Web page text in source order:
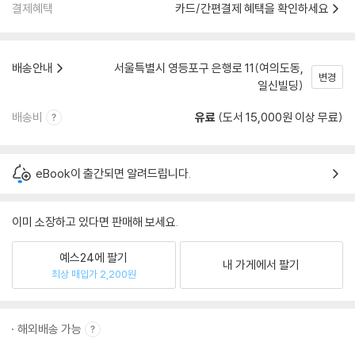
결제혜택 카드/간편결제 혜택을 확인하세요
배송안내
서울특별시 영등포구 은행로 11(여의도동,
일신빌딩)
변경
배송비 유료 (도서 15,000원 이상 무료)
eBook이 출간되면 알려드립니다.
이미 소장하고 있다면 판매해 보세요.
예스24에 팔기
최상 매입가 2,200원
내 가게에서 팔기
해외배송 가능